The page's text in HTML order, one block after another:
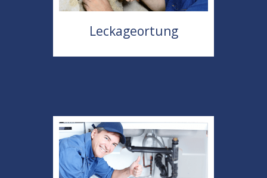
Leckageortung